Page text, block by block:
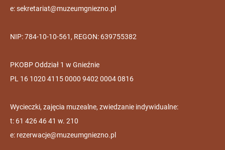
e:sekretariat@muzeumgniezno.pl
NIP: 784-10-10-561, REGON: 639755382
PKOBP Oddział 1 w Gnieźnie
PL 16 1020 4115 0000 9402 0004 0816
Wycieczki, zajęcia muzealne, zwiedzanie indywidualne:
t: 61 426 46 41 w. 210
e: rezerwacje@muzeumgniezno.pl